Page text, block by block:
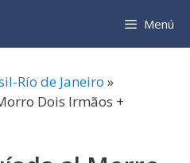
Menú
Río de Janeiro »
Dois Irmãos +